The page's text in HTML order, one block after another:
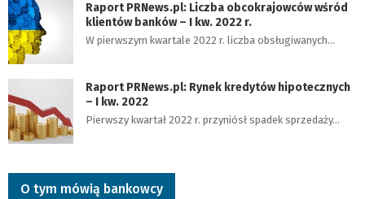
Raport PRNews.pl: Liczba obcokrajowców wśród
klientów banków – I kw. 2022 r.
W pierwszym kwartale 2022 r. liczba obsługiwanych…
Raport PRNews.pl: Rynek kredytów hipotecznych
– I kw. 2022
Pierwszy kwartał 2022 r. przyniósł spadek sprzedaży…
O tym mówią bankowcy